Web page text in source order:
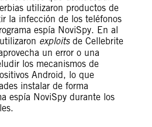
utilizaron productos de
la infección de los teléfonos
espía NoviSpy. En al
exploitsde Cellebrite
un error o una
los mecanismos de
Android, lo que
instalar de forma
espía NoviSpy durante los